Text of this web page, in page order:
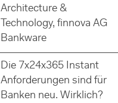
Architecture &
Technology, finnova AG
Bankware​
Die 7x24x365 Instant
Anforderungen sind für
Banken neu. Wirklich?